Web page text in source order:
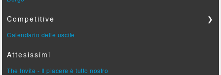
Competitive ❯
Calendario delle uscite
Attesissimi
The Invite - Il piacere è tutto nostro